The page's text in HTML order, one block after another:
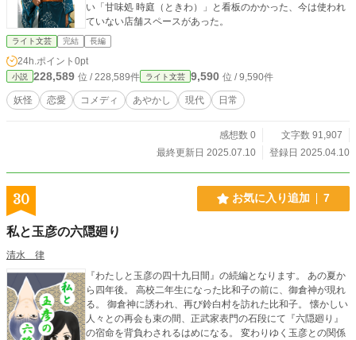
い「甘味処 時庭（ときわ）」と看板のかかった、今は使われ
ていない店舗スペースがあった。
ライト文芸 完結 長編
24h.ポイント 0pt
小説 228,589 位 / 228,589件 ライト文芸 9,590 位 / 9,590件
妖怪 恋愛 コメディ あやかし 現代 日常
感想数 0
文字数 91,907
最終更新日 2025.07.10
登録日 2025.04.10
30 お気に入り追加 7
私と玉彦の六隠廻り
清水 律
『わたしと玉彦の四十九日間』の続編となります。 あの夏か
ら四年後。 高校二年生になった比和子の前に、御倉神が現れ
る。 御倉神に誘われ、再び鈴白村を訪れた比和子。 懐かしい
人々との再会も束の間、正武家表門の石段にて『六隠廻り』
の宿命を背負わされるはめになる。 変わりゆく玉彦との関係